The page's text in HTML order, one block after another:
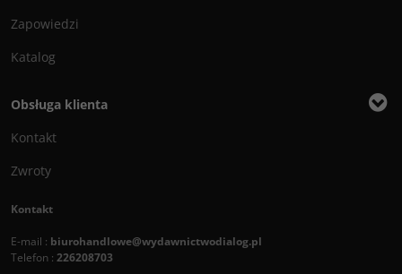
Zapowiedzi
Katalog
Obsługa klienta
Kontakt
Zwroty
Kontakt
E-mail : biurohandlowe@wydawnictwodialog.pl
Telefon : 226208703